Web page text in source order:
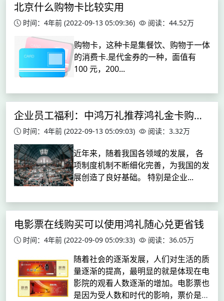
北京什么购物卡比较实用
时间：4年前 (2022-09-13 05:09:36) 阅读：44.52万
购物卡，这种卡是集餐饮、购物于一体
的消费卡.是代金券的一种，面值有
100 元，200...
企业员工福利：中鸿万礼推荐鸿礼金卡购物卡
时间：4年前 (2022-09-13 05:09:03) 阅读：3.32万
近年来，随着我国各领域的发展， 各
项制度机制不断细化完善，为我国的发
展创造了良好基础。 特别是企业...
电影票在线购买可以使用鸿礼随心兑更省钱
时间：4年前 (2022-09-09 05:09:33) 阅读：36.05万
随着社会的逐渐发展，人们对生活的质
量逐渐的提高，最明显的就是体现在电
影院的观看人数逐渐的增加。电影票也
是因为受人数和时代的影响，票价是越